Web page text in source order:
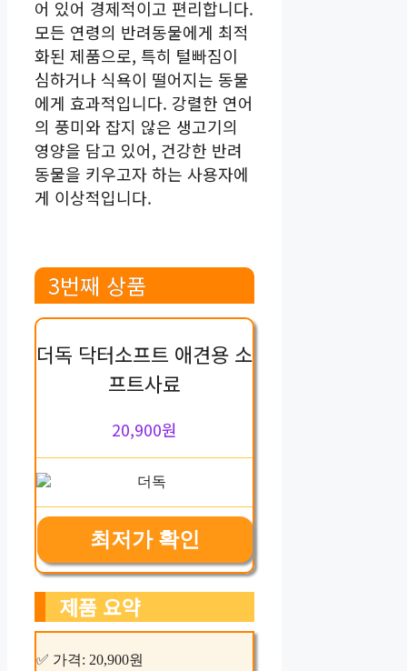
어 있어 경제적이고 편리합니다.
모든 연령의 반려동물에게 최적
화된 제품으로, 특히 털빠짐이
심하거나 식욕이 떨어지는 동물
에게 효과적입니다. 강렬한 연어
의 풍미와 잡지 않은 생고기의
영양을 담고 있어, 건강한 반려
동물을 키우고자 하는 사용자에
게 이상적입니다.
3번째 상품
더독 닥터소프트 애견용 소
프트사료
20,900원
최저가 확인
제품 요약
✅ 가격: 20,900원